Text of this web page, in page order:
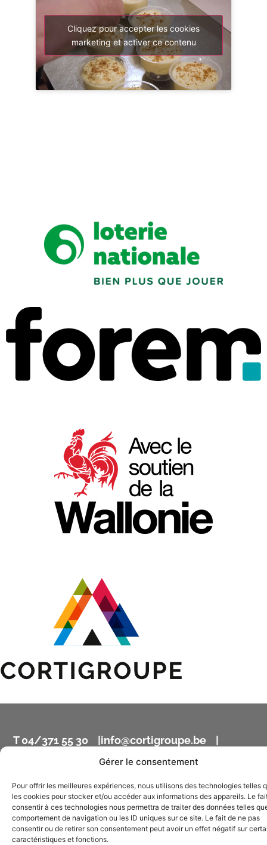
Gérer le consentement
Pour offrir les meilleures expériences, nous utilisons des technologies telles
les cookies pour stocker et/ou accéder aux informations des appareils. Le
consentir à ces technologies nous permettra de traiter des données telles
comportement de navigation ou les ID uniques sur ce site. Le fait de ne pas
consentir ou de retirer son consentement peut avoir un effet négatif sur
caractéristiques et fonctions.
Cliquez pour accepter les cookies
marketing et activer ce contenu
T 04/371 55 30 |info@cortigroupe.be
|
Siège social Cortigroupe – Rue Bellaire, 13 4120 Neupré
© Cortigroupe – Mentions légales –RGPD–
by Visible